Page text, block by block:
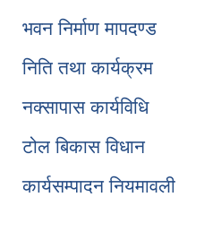
भवन निर्माण मापदण्ड
निति तथा कार्यक्रम
नक्सापास कार्यविधि
टोल बिकास विधान
कार्यसम्पादन नियमावली